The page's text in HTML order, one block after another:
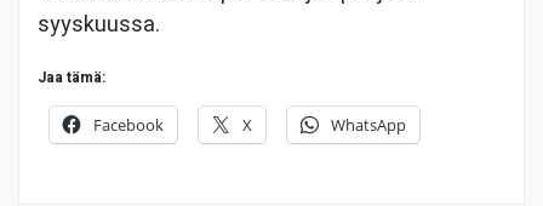
syyskuussa.
Jaa tämä:
Facebook X WhatsApp